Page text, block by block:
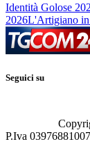
Identità Golose
2026L'Artigiano in
Seguici su
P.Iva